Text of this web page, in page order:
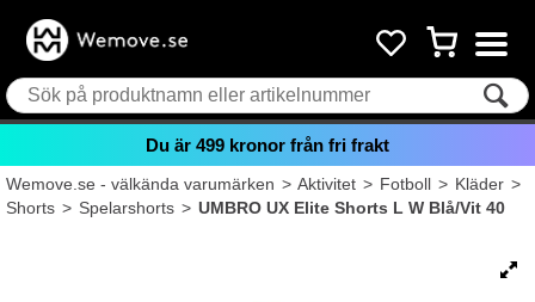
Du är 499 kronor från fri frakt
Wemove.se - välkända varumärken>Aktivitet>Fotboll>Kläder>
Shorts>Spelarshorts>UMBRO UX Elite Shorts L W Blå/Vit 40